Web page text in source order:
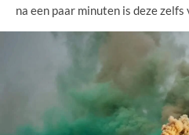
na een paar minuten is deze zelfs